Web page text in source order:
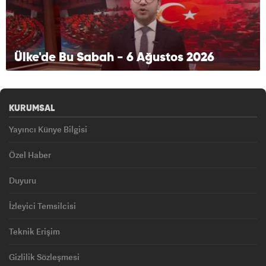
Ülke'de Bu Sabah - 6 Ağustos 2026
KURUMSAL
Yayıncı Künye Bilgisi
Özel Haber
Duyuru
İzleyici Temsilcisi
Teknik Erişim
Gizlilik Sözleşmesi